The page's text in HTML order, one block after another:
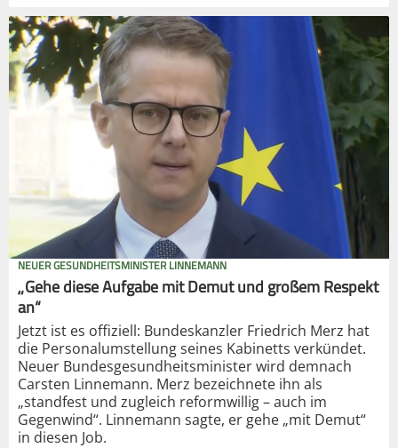
NEUER GESUNDHEITSMINISTER LINNEMANN
„Gehe diese Aufgabe mit Demut und großem Respekt
an“
Jetzt ist es offiziell: Bundeskanzler Friedrich Merz hat
die Personalumstellung seines Kabinetts verkündet.
Neuer Bundesgesundheitsminister wird demnach
Carsten Linnemann. Merz bezeichnete ihn als
„standfest und zugleich reformwillig – auch im
Gegenwind“. Linnemann sagte, er gehe „mit Demut“
in diesen Job.